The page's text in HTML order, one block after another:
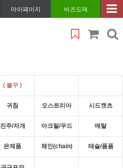
마이페이지 비즈도매
( 볼꾸 )
귀침 오스트리아 시드캣츠
진주/자개 아크릴/우드 메탈
은제품 체인(chain) 태슬/폼폼